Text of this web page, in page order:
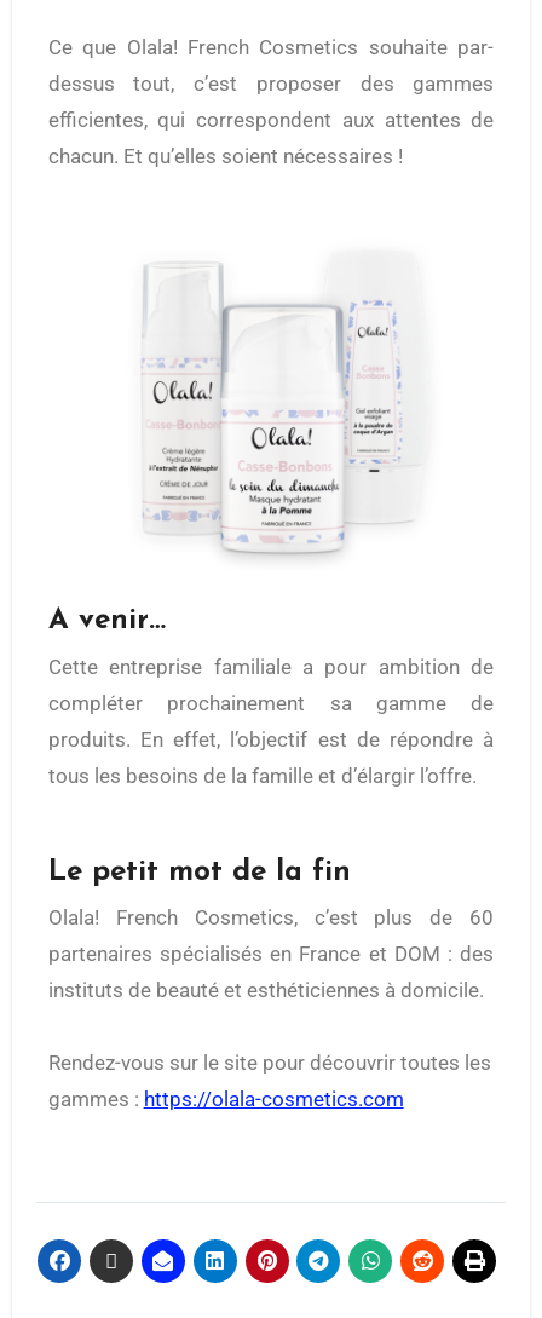
Ce que Olala! French Cosmetics souhaite par-
dessus tout, c’est proposer des gammes
efficientes, qui correspondent aux attentes de
chacun. Et qu’elles soient nécessaires !
A venir…
Cette entreprise familiale a pour ambition de
compléter prochainement sa gamme de
produits. En effet, l’objectif est de répondre à
tous les besoins de la famille et d’élargir l’offre.
Le petit mot de la fin
Olala! French Cosmetics, c’est plus de 60
partenaires spécialisés en France et DOM : des
instituts de beauté et esthéticiennes à domicile.
Rendez-vous sur le site pour découvrir toutes les
gammes : https://olala-cosmetics.com